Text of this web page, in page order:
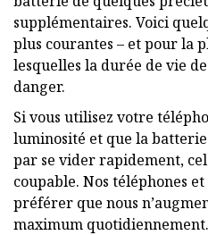
supplémentaires. Voici
plus courantes – et pour la
lesquelles la durée de vie
danger.
Si vous utilisez votre
luminosité et que la
par se vider rapidement,
coupable. Nos téléphones
préférer que nous
maximum quotidiennement.